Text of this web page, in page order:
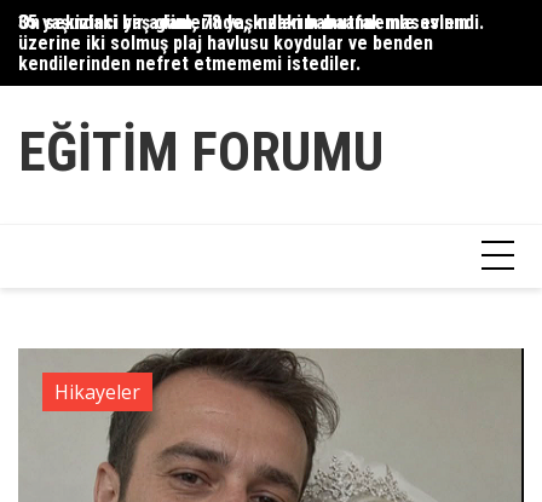
Skip
content
35 yaşındaki bir adam, 78 yaşındaki babaannemle evlendi.
On sekizinci yaş günlerinde, kızlarım mutfak masasının
üzerine iki solmuş plaj havlusu koydular ve benden
kendilerinden nefret etmememi istediler.
EĞITIM FORUMU
Hikayeler